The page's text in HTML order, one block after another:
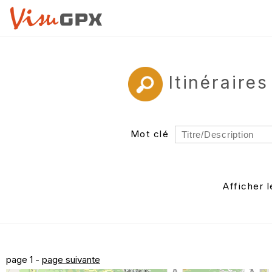
Itinéraires
Mot clé
Auteur
Afficher
page 1 - page suivante